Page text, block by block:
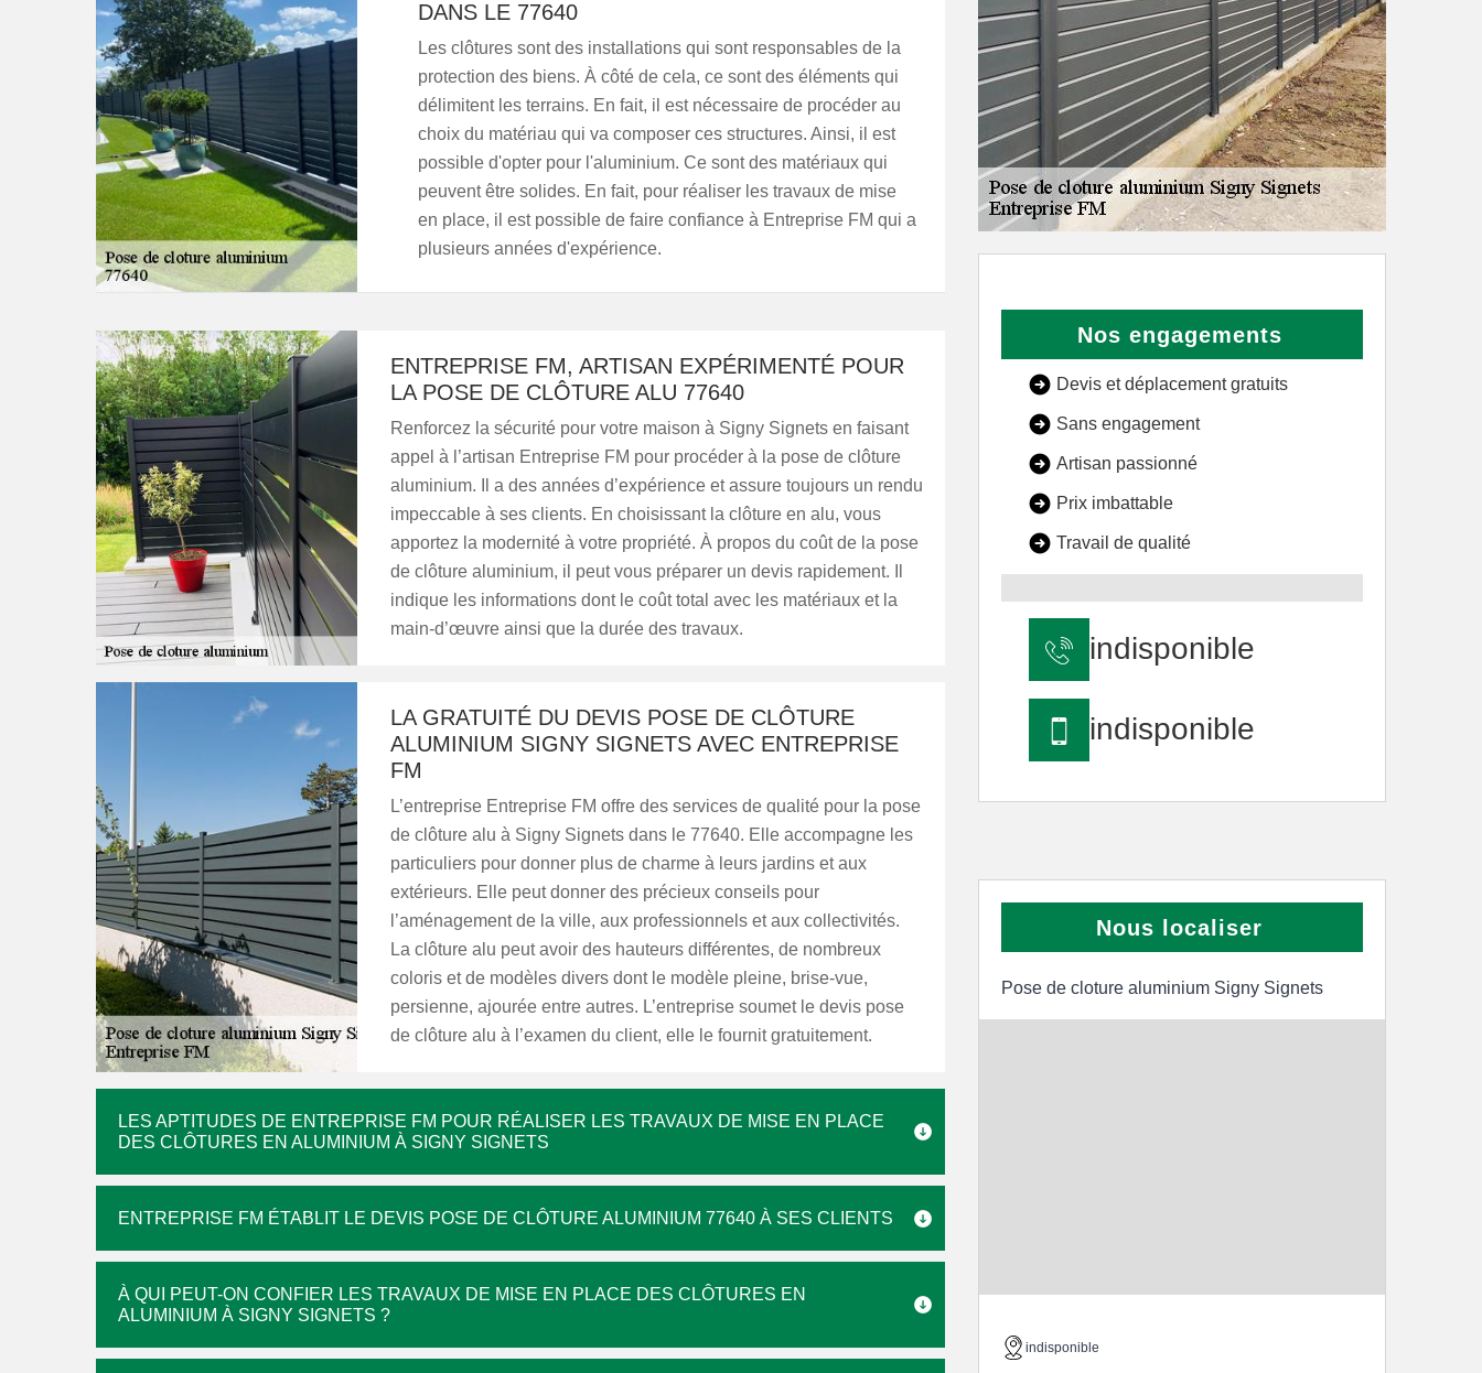
DANS LE 77640
Les clôtures sont des installations qui sont responsables de la
protection des biens. À côté de cela, ce sont des éléments qui
délimitent les terrains. En fait, il est nécessaire de procéder au
choix du matériau qui va composer ces structures. Ainsi, il est
possible d'opter pour l'aluminium. Ce sont des matériaux qui
peuvent être solides. En fait, pour réaliser les travaux de mise
en place, il est possible de faire confiance à Entreprise FM qui a
plusieurs années d'expérience.
ENTREPRISE FM, ARTISAN EXPÉRIMENTÉ POUR
LA POSE DE CLÔTURE ALU 77640
Renforcez la sécurité pour votre maison à Signy Signets en faisant
appel à l’artisan Entreprise FM pour procéder à la pose de clôture
aluminium. Il a des années d’expérience et assure toujours un rendu
impeccable à ses clients. En choisissant la clôture en alu, vous
apportez la modernité à votre propriété. À propos du coût de la pose
de clôture aluminium, il peut vous préparer un devis rapidement. Il
indique les informations dont le coût total avec les matériaux et la
main-d’œuvre ainsi que la durée des travaux.
LA GRATUITÉ DU DEVIS POSE DE CLÔTURE
ALUMINIUM SIGNY SIGNETS AVEC ENTREPRISE
FM
L’entreprise Entreprise FM offre des services de qualité pour la pose
de clôture alu à Signy Signets dans le 77640. Elle accompagne les
particuliers pour donner plus de charme à leurs jardins et aux
extérieurs. Elle peut donner des précieux conseils pour
l’aménagement de la ville, aux professionnels et aux collectivités.
La clôture alu peut avoir des hauteurs différentes, de nombreux
coloris et de modèles divers dont le modèle pleine, brise-vue,
persienne, ajourée entre autres. L’entreprise soumet le devis pose
de clôture alu à l’examen du client, elle le fournit gratuitement.
LES APTITUDES DE ENTREPRISE FM POUR RÉALISER LES TRAVAUX DE MISE EN PLACE
DES CLÔTURES EN ALUMINIUM À SIGNY SIGNETS
ENTREPRISE FM ÉTABLIT LE DEVIS POSE DE CLÔTURE ALUMINIUM 77640 À SES CLIENTS
À QUI PEUT-ON CONFIER LES TRAVAUX DE MISE EN PLACE DES CLÔTURES EN
ALUMINIUM À SIGNY SIGNETS ?
Nos engagements
Devis et déplacement gratuits
Sans engagement
Artisan passionné
Prix imbattable
Travail de qualité
indisponible
indisponible
Nous localiser
Pose de cloture aluminium Signy Signets
indisponible